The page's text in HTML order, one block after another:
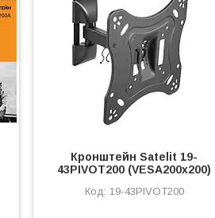
Кронштейн Satelit 19-
43PIVOT200 (VESA200х200)
19-43PIVOT200